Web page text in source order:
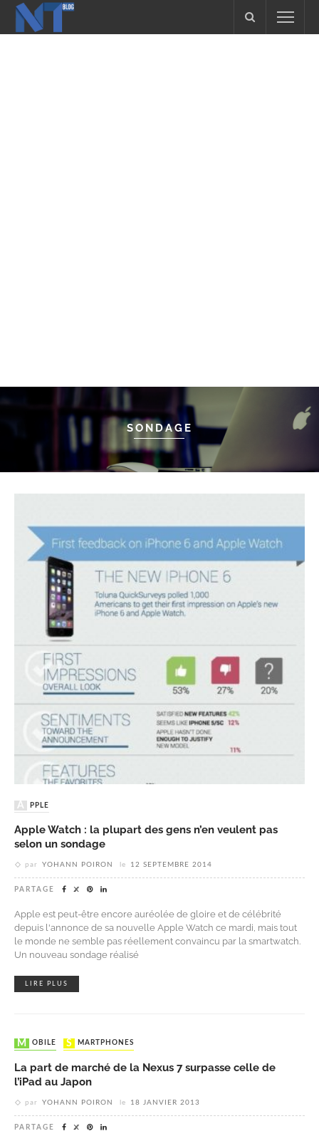
SONDAGE
APPLE
Apple Watch : la plupart des gens n’en veulent pas
selon un sondage
par YOHANN POIRON le 12 SEPTEMBRE 2014
PARTAGE
Apple est peut-être encore auréolée de gloire et de célébrité
depuis l'annonce de sa nouvelle Apple Watch ce mardi, mais tout
le monde ne semble pas réellement convaincu par la smartwatch.
Un nouveau sondage réalisé
LIRE PLUS
MOBILE SMARTPHONES
La part de marché de la Nexus 7 surpasse celle de
l’iPad au Japon
par YOHANN POIRON le 18 JANVIER 2013
PARTAGE